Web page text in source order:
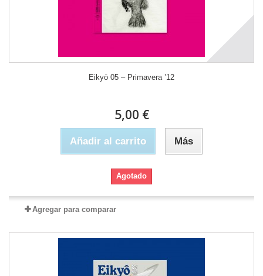
Eikyō 05 – Primavera ’12
5,00 €
Añadir al carrito Más
Agotado
Agregar para comparar